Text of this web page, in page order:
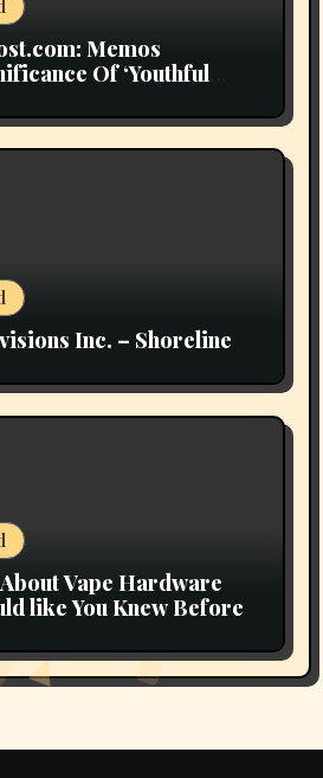
Memos
Of ‘Youthful
Inc. – Shoreline
Vape Hardware
like You Knew Before